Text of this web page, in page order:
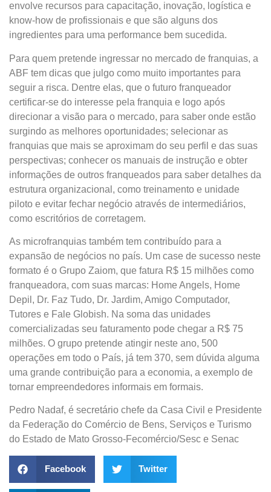
envolve recursos para capacitação, inovação, logística e
know-how de profissionais e que são alguns dos
ingredientes para uma performance bem sucedida.
Para quem pretende ingressar no mercado de franquias, a
ABF tem dicas que julgo como muito importantes para
seguir a risca. Dentre elas, que o futuro franqueador
certificar-se do interesse pela franquia e logo após
direcionar a visão para o mercado, para saber onde estão
surgindo as melhores oportunidades; selecionar as
franquias que mais se aproximam do seu perfil e das suas
perspectivas; conhecer os manuais de instrução e obter
informações de outros franqueados para saber detalhes da
estrutura organizacional, como treinamento e unidade
piloto e evitar fechar negócio através de intermediários,
como escritórios de corretagem.
As microfranquias também tem contribuído para a
expansão de negócios no país. Um case de sucesso neste
formato é o Grupo Zaiom, que fatura R$ 15 milhões como
franqueadora, com suas marcas: Home Angels, Home
Depil, Dr. Faz Tudo, Dr. Jardim, Amigo Computador,
Tutores e Fale Globish. Na soma das unidades
comercializadas seu faturamento pode chegar a R$ 75
milhões. O grupo pretende atingir neste ano, 500
operações em todo o País, já tem 370, sem dúvida alguma
uma grande contribuição para a economia, a exemplo de
tornar empreendedores informais em formais.
Pedro Nadaf, é secretário chefe da Casa Civil e Presidente
da Federação do Comércio de Bens, Serviços e Turismo
do Estado de Mato Grosso-Fecomércio/Sesc e Senac
Facebook Twitter